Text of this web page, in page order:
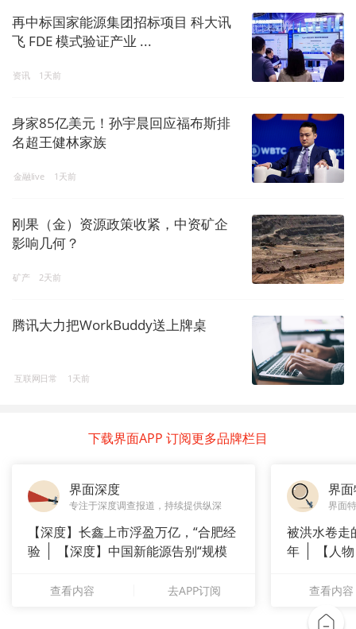
再中标国家能源集团招标项目 科大讯
飞 FDE 模式验证产业 ...
资讯 1天前
身家85亿美元！孙宇晨回应福布斯排
名超王健林家族
金融live 1天前
刚果（金）资源政策收紧，中资矿企
影响几何？
矿产 2天前
腾讯大力把WorkBuddy送上牌桌
互联网日常 1天前
下载界面APP 订阅更多品牌栏目
界面深度
专注于深度调查报道，持续提供纵深
【深度】长鑫上市浮盈万亿，“合肥经
验
【深度】中国新能源告别“规模
查看内容 去APP订阅
界
界面
被洪水卷走
年
【人
查看内容